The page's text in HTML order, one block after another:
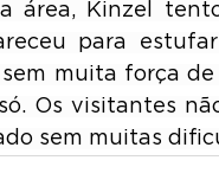
área, Kinzel
para
muita força
Os visitantes
sem muitas